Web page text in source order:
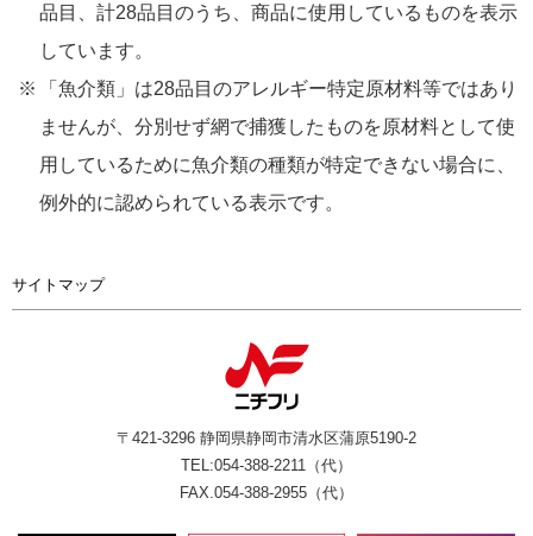
品目、計28品目のうち、商品に使用しているものを表示
しています。
「魚介類」は28品目のアレルギー特定原材料等ではあり
ませんが、分別せず網で捕獲したものを原材料として使
用しているために魚介類の種類が特定できない場合に、
例外的に認められている表示です。
サイトマップ
〒421-3296 静岡県静岡市清水区蒲原5190-2
TEL:054-388-2211（代）
FAX.054-388-2955（代）